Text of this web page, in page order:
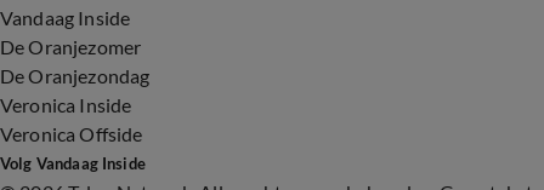
Vandaag Inside
De Oranjezomer
De Oranjezondag
Veronica Inside
Veronica Offside
Volg Vandaag Inside